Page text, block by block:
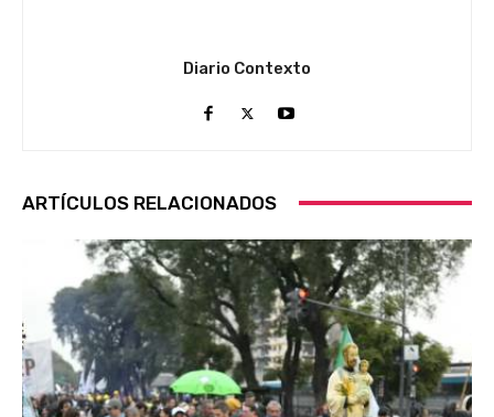
Diario Contexto
ARTÍCULOS RELACIONADOS